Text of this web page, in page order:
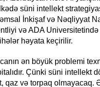
süni intellekt
İnkişaf və Nəqliyyat
və ADA Universitetində
həyata keçirilir.
ən böyük problemi
Çünki süni intellekt
qaz və torpaq olmayacaq.